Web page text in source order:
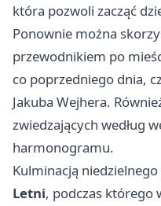
która pozwoli zacząć
Ponownie można
przewodnikiem po
co poprzedniego dnia,
Jakuba Wejhera.
zwiedzających według
harmonogramu.
Kulminacją
Letni, podczas którego